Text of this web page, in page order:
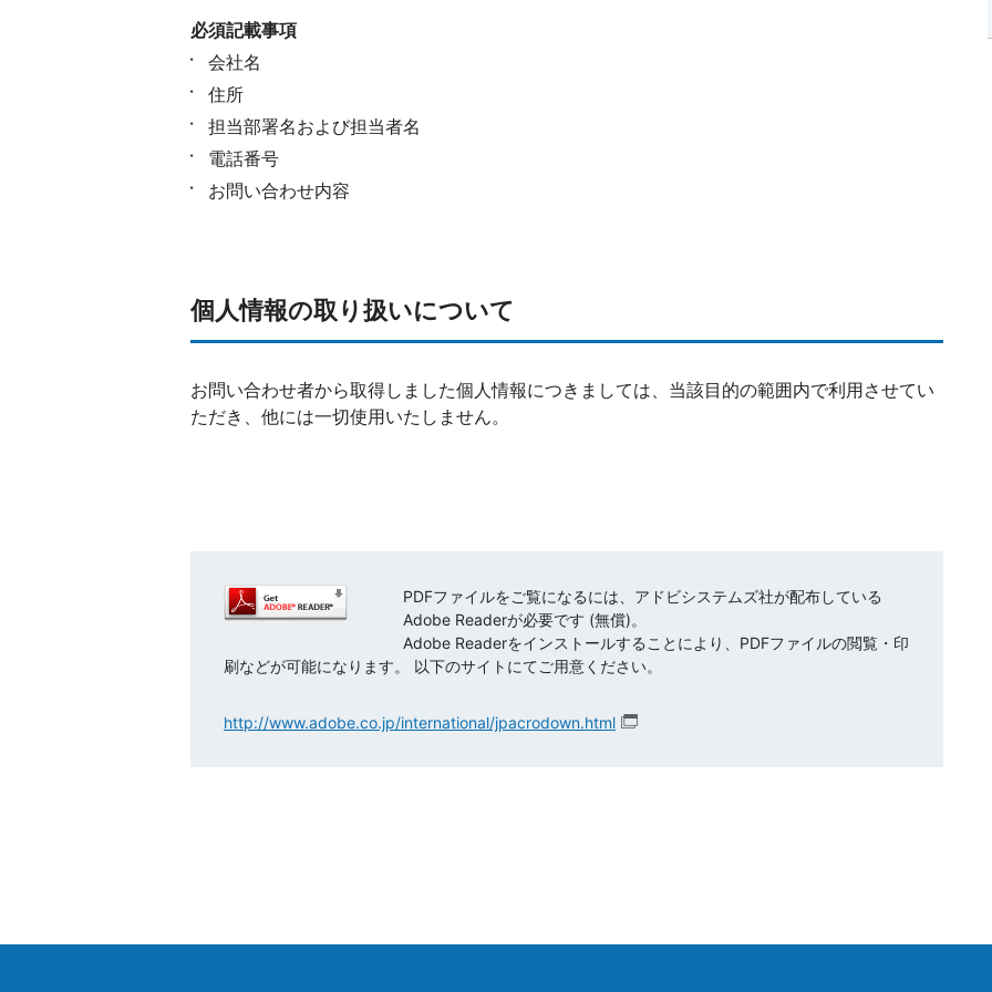
必須記載事項
会社名
住所
担当部署名および担当者名
電話番号
お問い合わせ内容
個人情報の取り扱いについて
お問い合わせ者から取得しました個人情報につきましては、当該目的の範囲内で利用させてい
ただき、他には一切使用いたしません。
PDFファイルをご覧になるには、アドビシステムズ社が配布している
Adobe Readerが必要です (無償)。
Adobe Readerをインストールすることにより、PDFファイルの閲覧・印
刷などが可能になります。 以下のサイトにてご用意ください。
http://www.adobe.co.jp/international/jpacrodown.html